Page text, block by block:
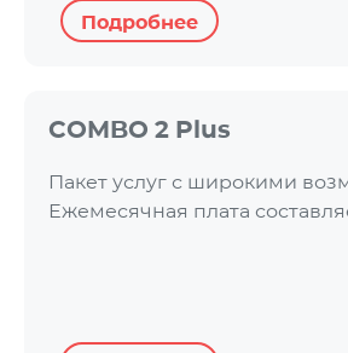
Подробнее
COMBO 2 Plus
Пакет услуг с широкими
Ежемесячная плата